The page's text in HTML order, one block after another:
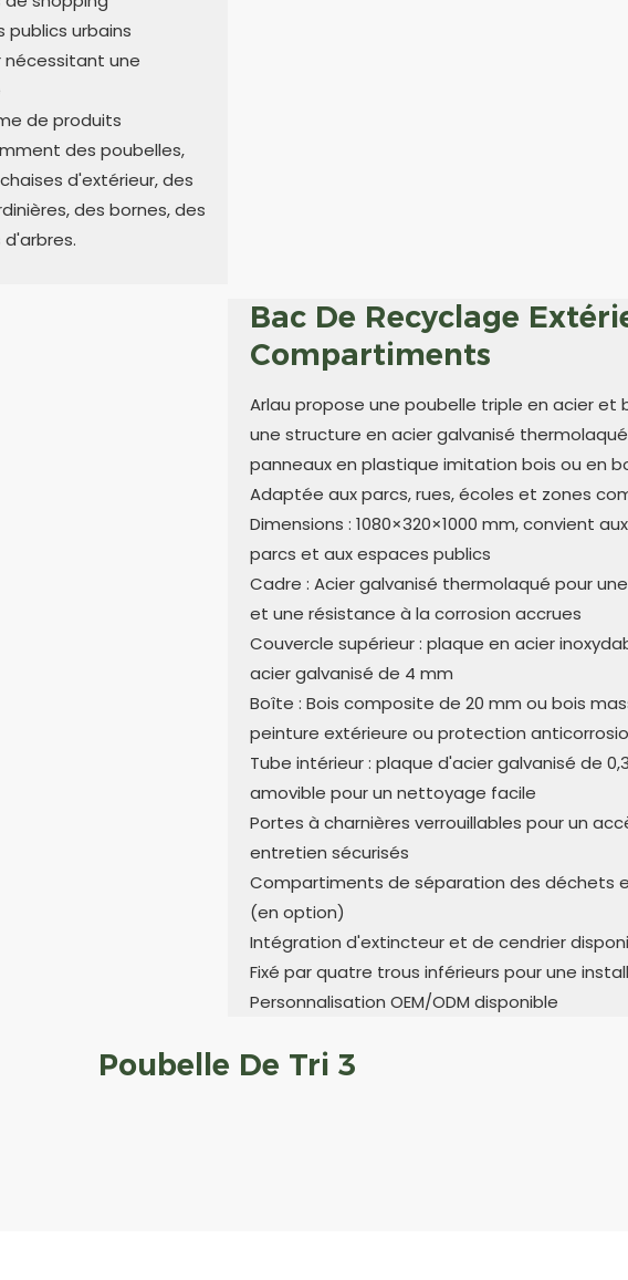
urbains
nécessitant une
de produits
des poubelles,
d'extérieur, des
des bornes, des
Bac De Recyclage
Compartiments
Arlau propose une poubelle triple en acier et
une structure en acier galvanisé
panneaux en plastique imitation bois ou en
Adaptée aux parcs, rues, écoles et zones
Dimensions : 1080×320×1000 mm, convient
parcs et aux espaces publics
Cadre : Acier galvanisé thermolaqué pour
et une résistance à la corrosion accrues
Couvercle supérieur : plaque en acier
acier galvanisé de 4 mm
Boîte : Bois composite de 20 mm ou bois
peinture extérieure ou protection
Tube intérieur : plaque d'acier galvanisé de
amovible pour un nettoyage facile
Portes à charnières verrouillables pour un
entretien sécurisés
Compartiments de séparation des déchets
(en option)
Intégration d'extincteur et de cendrier
Fixé par quatre trous inférieurs pour une
Personnalisation OEM/ODM disponible
Poubelle De Tri 3